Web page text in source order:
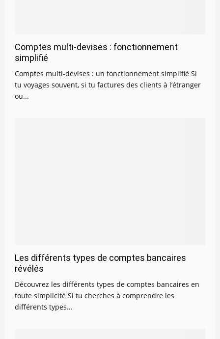
Comptes multi-devises : fonctionnement
simplifié
Comptes multi-devises : un fonctionnement simplifié Si
tu voyages souvent, si tu factures des clients à l’étranger
ou...
Les différents types de comptes bancaires
révélés
Découvrez les différents types de comptes bancaires en
toute simplicité Si tu cherches à comprendre les
différents types...